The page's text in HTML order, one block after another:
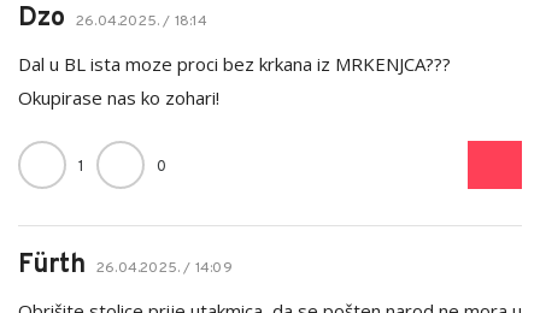
Dzo 26.04.2025. / 18:14
Dal u BL ista moze proci bez krkana iz MRKENJCA???
Okupirase nas ko zohari!
1 0
Fürth 26.04.2025. / 14:09